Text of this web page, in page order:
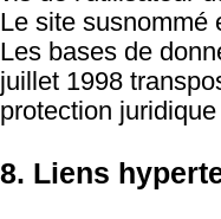
Le site susnommé
Les bases de
juillet 1998
protection
8. Liens